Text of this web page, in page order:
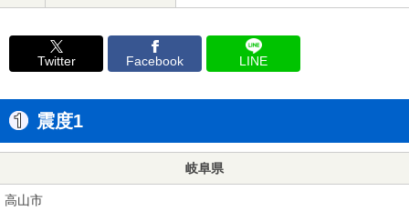
Twitter Facebook LINE
震度1
岐阜県
高山市